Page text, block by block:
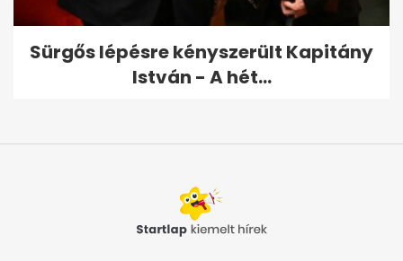
Sürgős lépésre kényszerült Kapitány
István - A hét...